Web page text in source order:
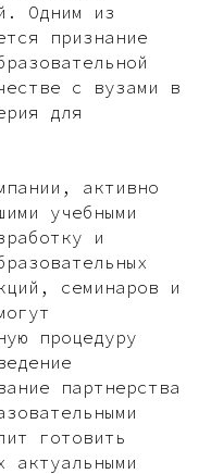
Одним из
признание
с вузами в
для
активно
учебными
и
семинаров и
процедуру
партнерства
готовить
актуальными